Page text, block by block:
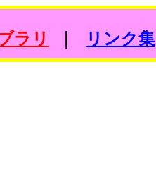
ラリ リンク集